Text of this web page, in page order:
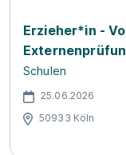
Erzieher*in -
Schulen
25.06.2026
50933 Köln